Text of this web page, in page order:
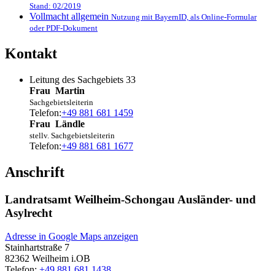
Stand: 02/2019
Vollmacht allgemein Nutzung mit BayernID, als Online-Formular
oder PDF-Dokument
Kontakt
Leitung des Sachgebiets 33
Frau Martin
Sachgebietsleiterin
Telefon:+49 881 681 1459
Frau Ländle
stellv. Sachgebietsleiterin
Telefon:+49 881 681 1677
Anschrift
Landratsamt Weilheim-Schongau Ausländer- und
Asylrecht
Adresse in Google Maps anzeigen
Stainhartstraße 7
82362 Weilheim i.OB